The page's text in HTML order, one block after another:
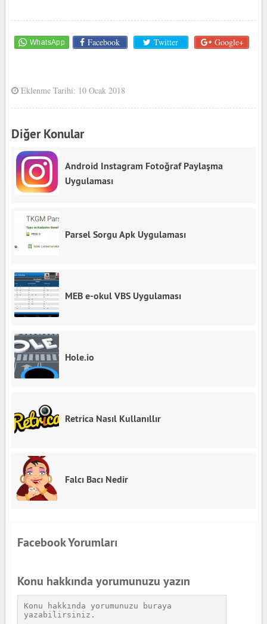
Facebook Twitter Google+
Eklenme Tarihi: 10 Ocak 2018
Diğer Konular
Android Instagram Fotoğraf Paylaşma
Uygulaması
Parsel Sorgu Apk Uygulaması
MEB e-okul VBS Uygulaması
Hole.io
Retrica Nasıl Kullanıllır
Falcı Bacı Nedir
Facebook Yorumları
Konu hakkında yorumunuzu yazın